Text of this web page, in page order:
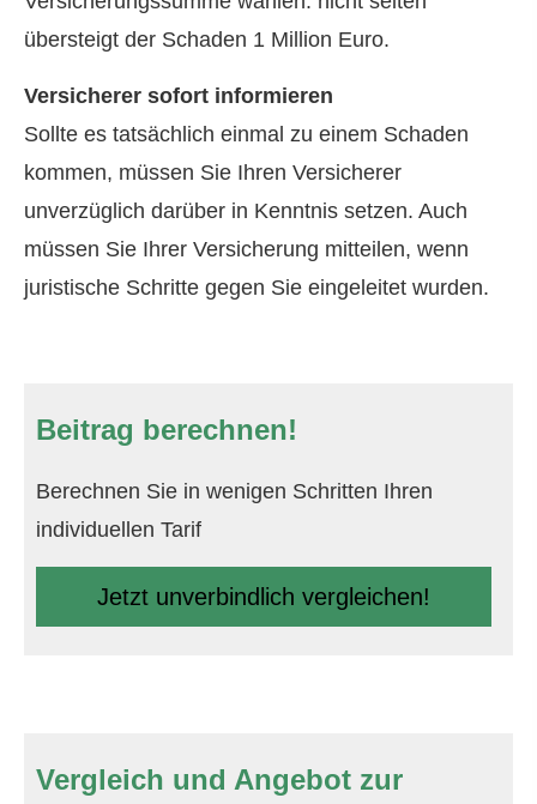
übersteigt der Schaden 1 Million Euro.
Versicherer sofort informieren
Sollte es tatsächlich einmal zu einem Schaden
kommen, müssen Sie Ihren Versicherer
unverzüglich darüber in Kenntnis setzen. Auch
müssen Sie Ihrer Versicherung mitteilen, wenn
juristische Schritte gegen Sie eingeleitet wurden.
Beitrag berechnen!
Berechnen Sie in wenigen Schritten Ihren
individuellen Tarif
Jetzt unverbindlich ver­gleichen!
Vergleich und Angebot zur